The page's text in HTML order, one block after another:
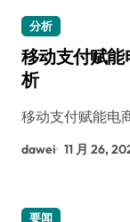
分析
移动支付赋
析
移动支付赋能
dawei 11 月 26,
要闻